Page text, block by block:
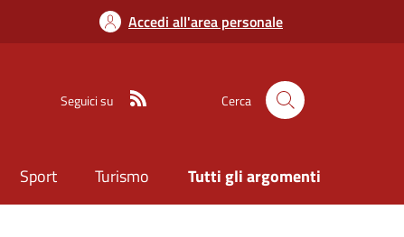
Accedi all'area personale
Seguici su Cerca
Sport Turismo Tutti gli argomenti